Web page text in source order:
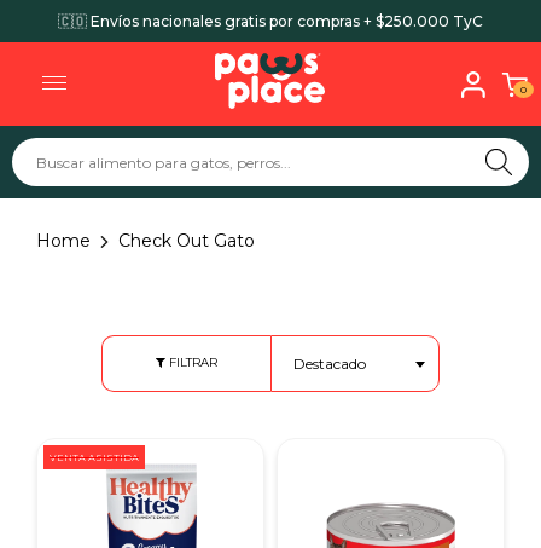
🇨🇴 Envíos nacionales gratis por compras + $250.000 TyC
0
Home Check Out Gato
FILTRAR Destacado
VENTA ASISTIDA